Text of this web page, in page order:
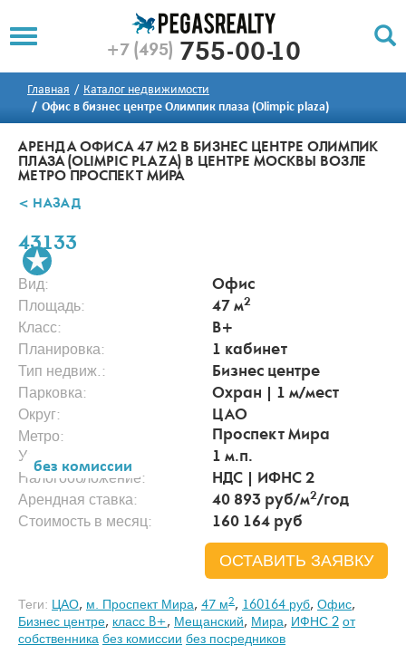
Toggle
Push
+7 (495) 755-00-10
Главная
Каталог недвижимости
Офис в бизнес центре Олимпик плаза (Olimpic plaza)
АРЕНДА ОФИСА 47 М2 В БИЗНЕС ЦЕНТРЕ ОЛИМПИК
ПЛАЗА (OLIMPIC PLAZA) В ЦЕНТРЕ МОСКВЫ ВОЗЛЕ
МЕТРО ПРОСПЕКТ МИРА
< НАЗАД
без комиссии
43133
Вид: Офис
Площадь: 47 м2
Класс: B+
Планировка: 1 кабинет
Тип недвиж.: Бизнес центре
Парковка: Охран | 1 м/мест
Округ: ЦАО
Налогообложение: НДС | ИФНС 2
Метро: Проспект Мира
Арендная ставка: 40 893 руб/м2/год
Удаленность: 1 м.п.
Стоимость в месяц: 160 164 руб
ОСТАВИТЬ ЗАЯВКУ
Теги: ЦАО, м. Проспект Мира, 47 м2 , 160164 руб, Офис,
Бизнес центре, класс B+, Мещанский, Мира, ИФНС 2 от
собственника без комиссии без посредников